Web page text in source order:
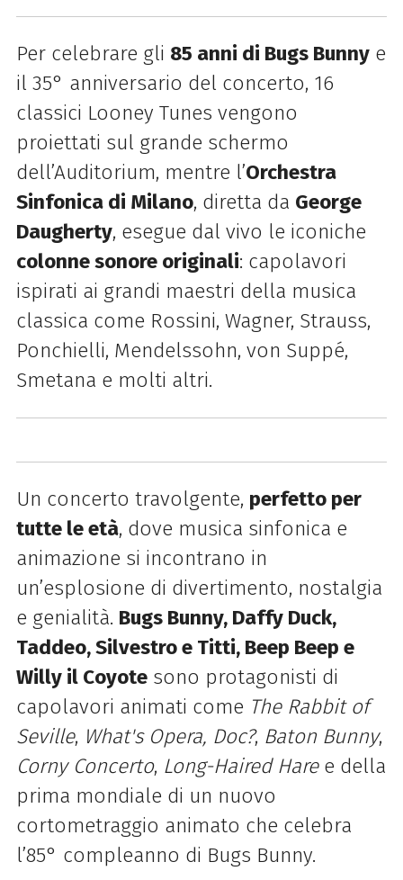
Per celebrare gli 85 anni di Bugs Bunnye
il 35° anniversario del concerto, 16
classici Looney Tunes vengono
proiettati sul grande schermo
dell’Auditorium, mentre l’Orchestra
Sinfonica di Milano, diretta da George
Daugherty, esegue dal vivo le iconiche
colonne sonore originali: capolavori
ispirati ai grandi maestri della musica
classica come Rossini, Wagner, Strauss,
Ponchielli, Mendelssohn, von Suppé,
Smetana e molti altri.
Un concerto travolgente, perfetto per
tutte le età, dove musica sinfonica e
animazione si incontrano in
un’esplosione di divertimento, nostalgia
e genialità. Bugs Bunny, Daffy Duck,
Taddeo, Silvestro e Titti, Beep Beep e
Willy il Coyotesono protagonisti di
capolavori animati come The Rabbit of
Seville, What's Opera, Doc?, Baton Bunny,
Corny Concerto, Long-Haired Haree della
prima mondiale di un nuovo
cortometraggio animato che celebra
l’85° compleanno di Bugs Bunny.